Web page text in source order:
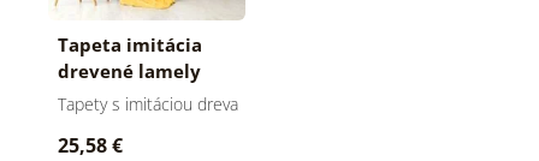
Tapeta imitácia
drevené lamely
Tapety s imitáciou dreva
25,58 €